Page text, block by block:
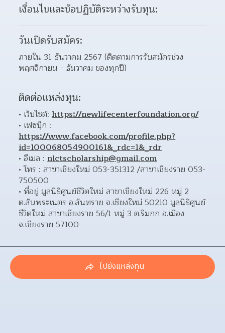
เงื่อนไขและข้อปฏิบัติระหว่างรับทุน:
วันเปิดรับสมัคร:
ภายใน 31 ธันวาคม 2567 (ติดตามการรับสมัครช่วง
พฤศจิกายน - ธันวาคม ของทุกปี)
ติดต่อแหล่งทุน:
เว็บไซต์: https://newlifecenterfoundation.org/
https://www.facebook.com/profile.php?
id=100068054900161&_rdc=1&_rdr
อีเมล : nlctscholarship@gmail.com
โทร : สาขาเชียงใหม่ 053-351312 /สาขาเชียงราย 053-
750500
ที่อยู่ มูลนิธิศูนย์ชีวิตใหม่ สาขาเชียงใหม่ 226 หมู่ 2
ต.สันพระเนตร อ.สันทราย จ.เชียงใหม่ 50210 มูลนิธิศูนย์
ชีวิตใหม่ สาขาเชียงราย 56/1 หมู่ 3 ต.ริมกก อ.เมือง
จ.เชียงราย 57100
ไปยังแหล่งทุน